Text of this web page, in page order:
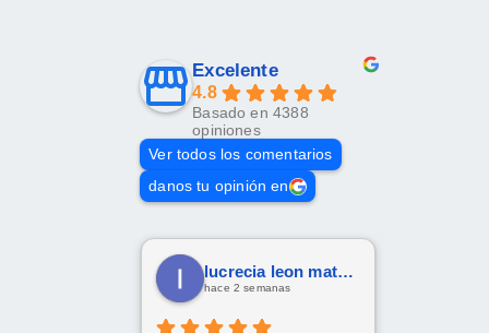
Excelente
4.8
Basado en 4388
opiniones
Ver todos los comentarios
danos tu opinión en
lucrecia leon mateos
hace 2 semanas